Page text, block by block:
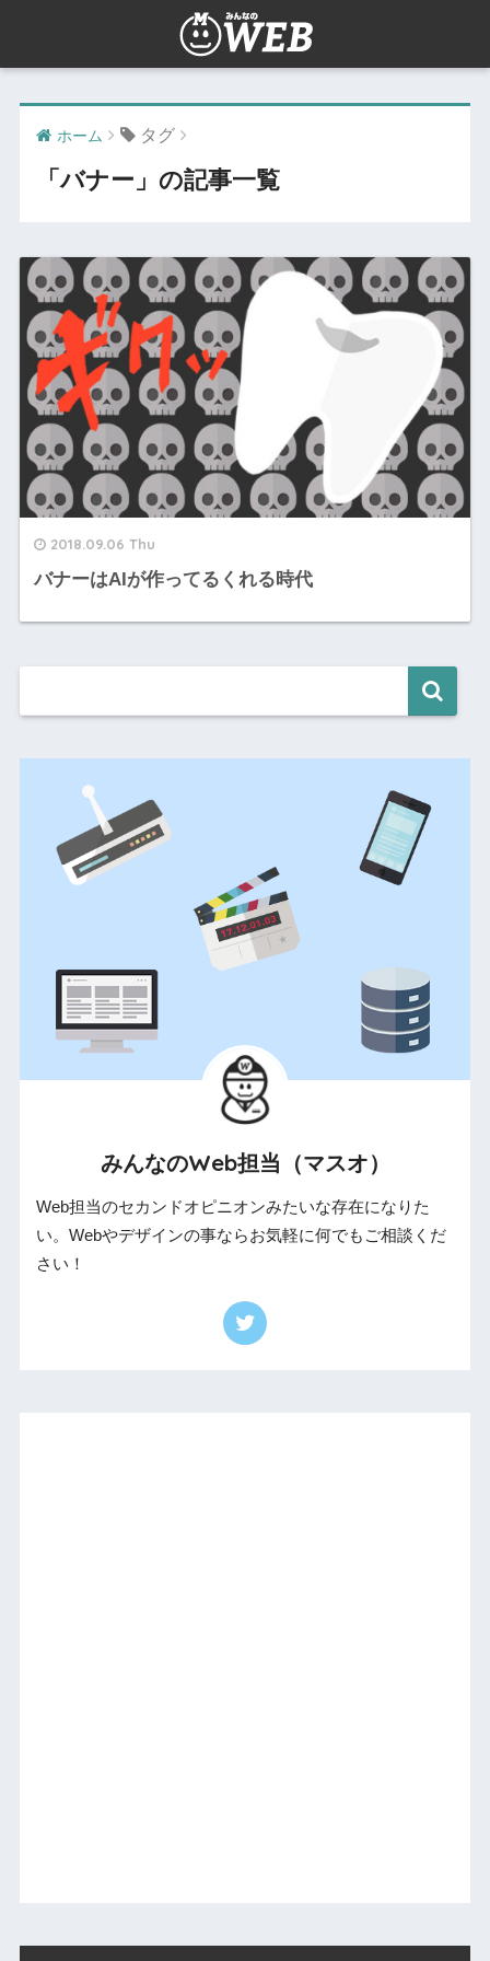
ホーム タグ
「バナー」の記事一覧
2018.09.06 Thu
バナーはAIが作ってるくれる時代
みんなのWeb担当（マスオ）
Web担当のセカンドオピニオンみたいな存在になりた
い。Webやデザインの事ならお気軽に何でもご相談くだ
さい！